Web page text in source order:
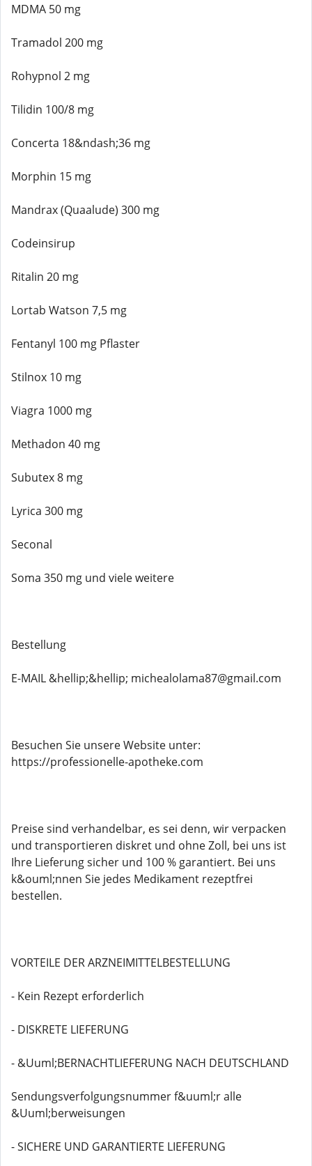
MDMA 50 mg
Tramadol 200 mg
Rohypnol 2 mg
Tilidin 100/8 mg
Concerta 18&ndash;36 mg
Morphin 15 mg
Mandrax (Quaalude) 300 mg
Codeinsirup
Ritalin 20 mg
Lortab Watson 7,5 mg
Fentanyl 100 mg Pflaster
Stilnox 10 mg
Viagra 1000 mg
Methadon 40 mg
Subutex 8 mg
Lyrica 300 mg
Seconal
Soma 350 mg und viele weitere
Bestellung
E-MAIL &hellip;&hellip; michealolama87@gmail.com
Besuchen Sie unsere Website unter:
https://professionelle-apotheke.com
Preise sind verhandelbar, es sei denn, wir verpacken
und transportieren diskret und ohne Zoll, bei uns ist
Ihre Lieferung sicher und 100 % garantiert. Bei uns
k&ouml;nnen Sie jedes Medikament rezeptfrei
bestellen.
VORTEILE DER ARZNEIMITTELBESTELLUNG
- Kein Rezept erforderlich
- DISKRETE LIEFERUNG
- &Uuml;BERNACHTLIEFERUNG NACH DEUTSCHLAND
Sendungsverfolgungsnummer f&uuml;r alle
&Uuml;berweisungen
- SICHERE UND GARANTIERTE LIEFERUNG